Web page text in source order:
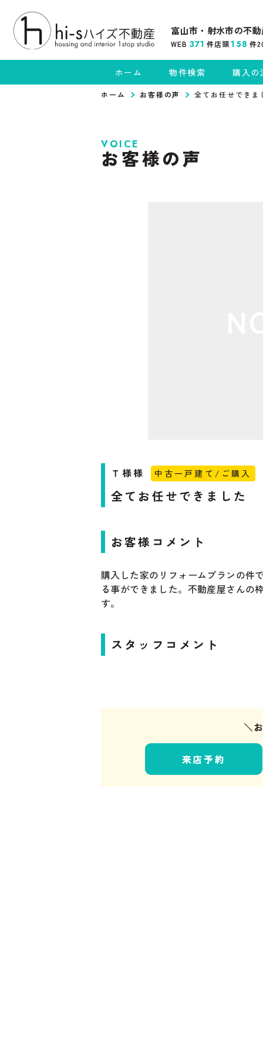
富山市・射水市の不
WEB 371 件店頭 158 件
ホーム 物件検索 購入の
ホーム お客様の声 全てお任せできま
VOICE
お客様の声
Ｔ様様 中古一戸建て/ご購入
全てお任せできました
お客様コメント
購入した家のリフォームプランの件
る事ができました。不動産屋さんの
す。
スタッフコメント
＼
来店予約